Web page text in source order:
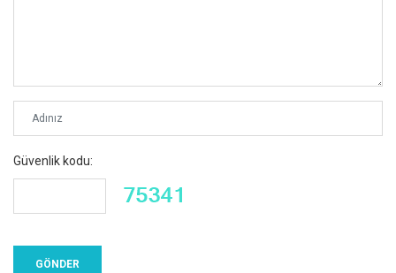
Güvenlik kodu: